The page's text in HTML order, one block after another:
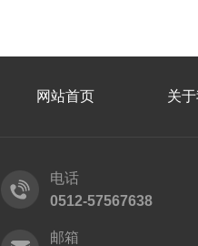
网站首页 关
电话
0512-57567638
邮箱